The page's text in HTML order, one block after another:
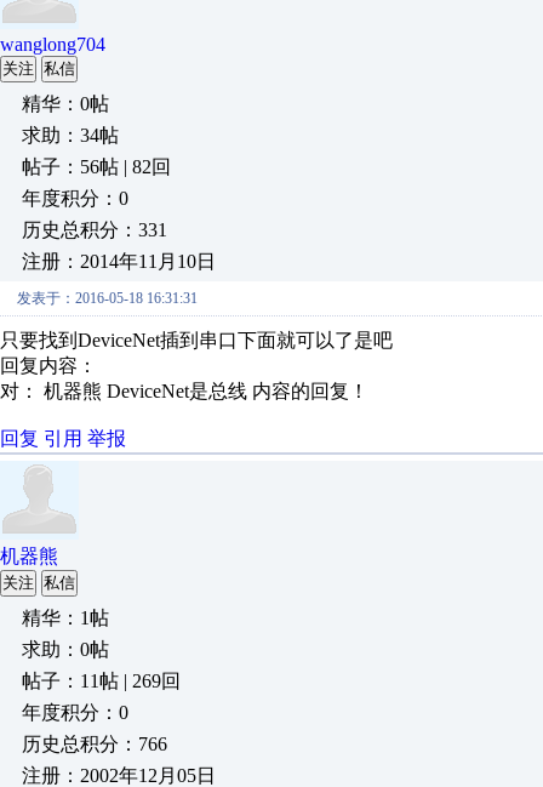
wanglong704
关注 私信
精华：0帖
求助：34帖
帖子：56帖 | 82回
年度积分：0
历史总积分：331
注册：2014年11月10日
发表于：2016-05-18 16:31:31
只要找到DeviceNet插到串口下面就可以了是吧
回复内容：
对： 机器熊 DeviceNet是总线 内容的回复！
回复 引用 举报
机器熊
关注 私信
精华：1帖
求助：0帖
帖子：11帖 | 269回
年度积分：0
历史总积分：766
注册：2002年12月05日